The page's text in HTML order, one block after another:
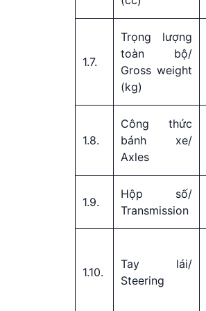
1.7.
Trọng lượng
toàn bộ/
Gross weight
(kg)
1.8.
Công thức
bánh xe/
Axles
1.9.
Hộp số/
Transmission
1.10.
Tay lái/
Steering